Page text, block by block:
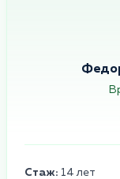
Стаж: 14 лет